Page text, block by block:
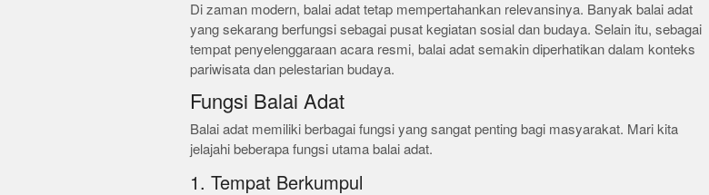
Di zaman modern, balai adat tetap mempertahankan relevansinya. Banyak balai adat
yang sekarang berfungsi sebagai pusat kegiatan sosial dan budaya. Selain itu, sebagai
tempat penyelenggaraan acara resmi, balai adat semakin diperhatikan dalam konteks
pariwisata dan pelestarian budaya.
Fungsi Balai Adat
Balai adat memiliki berbagai fungsi yang sangat penting bagi masyarakat. Mari kita
jelajahi beberapa fungsi utama balai adat.
1. Tempat Berkumpul